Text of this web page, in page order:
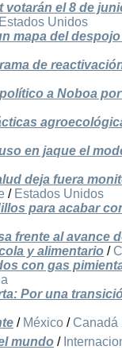
votarán el 8 de
Estados Unidos
mapa del
de
a Noboa
en jaque el
deja fuera
/ Estados Unidos
para acabar
frente al avance
y alimentario /
con gas
Por una
/ México / Canadá
mundo /